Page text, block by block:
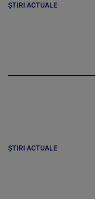
ȘTIRI ACTUALE
ȘTIRI ACTUALE